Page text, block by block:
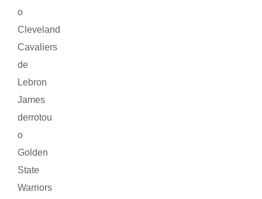
o
Cleveland
Cavaliers
de
Lebron
James
derrotou
o
Golden
State
Warriors